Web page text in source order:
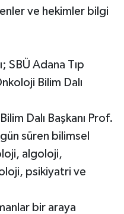
ve hekimler bilgi
SBÜ Adana Tıp
Bilim Dalı
Dalı Başkanı Prof.
süren bilimsel
algoloji,
psikiyatri ve
bir araya